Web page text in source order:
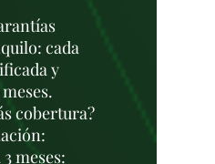
cada
y
cobertura?
meses: